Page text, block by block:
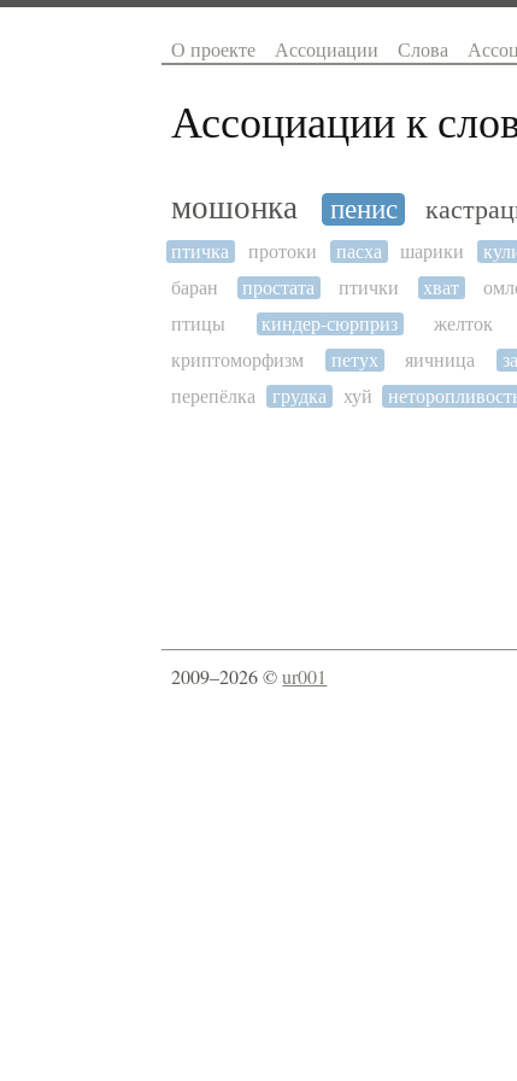
О проекте Ассоциации Слова
Ассоциации к
мошонка пенис
птичка
протоки пасха шарики
баран
простата птички хват
птицы
киндер-сюрприз желток
криптоморфизм
петух яичница
перепёлка
грудка хуй
2009–2026 ©ur001